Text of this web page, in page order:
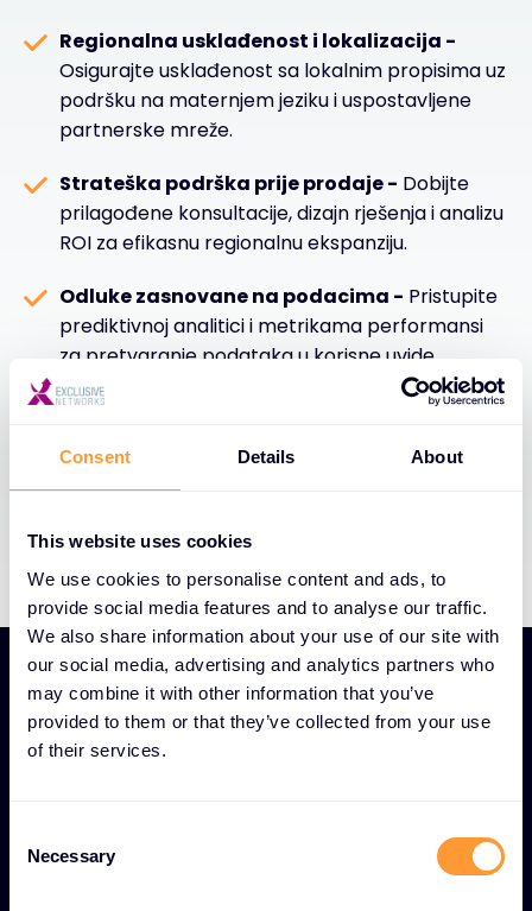
Consent Details About
This website uses cookies
We use cookies to personalise content and ads, to
provide social media features and to analyse our traffic.
We also share information about your use of our site with
our social media, advertising and analytics partners who
may combine it with other information that you’ve
provided to them or that they’ve collected from your use
of their services.
Necessary
Regionalna usklađenost i lokalizacija -
Osigurajte usklađenost sa lokalnim propisima uz
podršku na maternjem jeziku i uspostavljene
partnerske mreže.
Strateška podrška prije prodaje - Dobijte
prilagođene konsultacije, dizajn rješenja i analizu
ROI za efikasnu regionalnu ekspanziju.
Odluke zasnovane na podacima - Pristupite
prediktivnoj analitici i metrikama performansi
za pretvaranje podataka u korisne uvide.
Optimizacija troškova i efikasnost -
maksimalno iskorištavanje resursa i poboljšanje
efikasnosti.
Globalni doseg, lokalna